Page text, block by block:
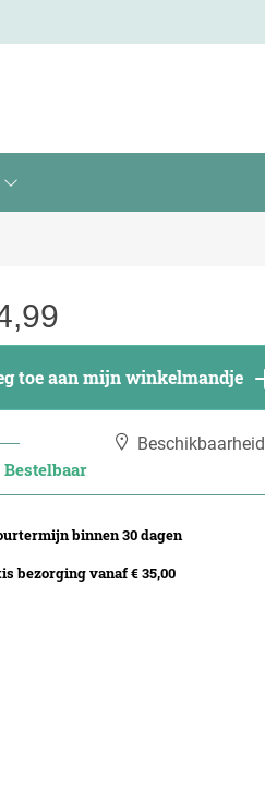
toe aan mijn winkelmandje
Beschikbaarheid
binnen 30 dagen
bezorging vanaf € 35,00